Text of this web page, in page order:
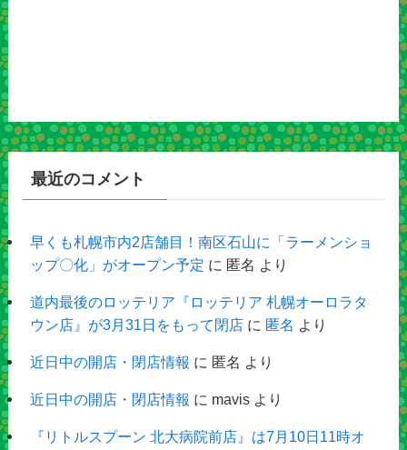
最近のコメント
早くも札幌市内2店舗目！南区石山に「ラーメンショ
ップ〇化」がオープン予定 に 匿名 より
道内最後のロッテリア『ロッテリア 札幌オーロラタ
ウン店』が3月31日をもって閉店に 匿名 より
近日中の開店・閉店情報 に 匿名 より
近日中の開店・閉店情報 に mavisより
『リトルスプーン 北大病院前店』は7月10日11時オ